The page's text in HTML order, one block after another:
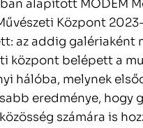
alapított MODEM
Központ
az addig galériaként
központ belépett a
hálóba, melynek
eredménye, hogy
számára is